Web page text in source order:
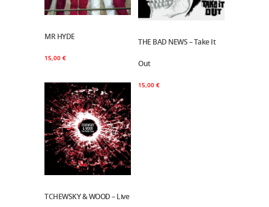
Ajouter Au Panier
MR HYDE
15,00 €
Ajouter Au Panier
THE BAD NEWS – Take It
Out
15,00 €
Ajouter Au Panier
TCHEWSKY & WOOD – Live